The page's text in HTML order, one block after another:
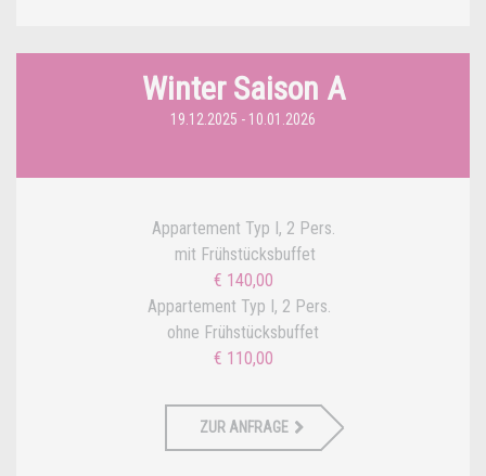
Winter Saison A
19.12.2025 - 10.01.2026
Appartement Typ I, 2 Pers.
mit Frühstücksbuffet
€ 140,00
Appartement Typ I, 2 Pers.
ohne Frühstücksbuffet
€ 110,00
ZUR ANFRAGE